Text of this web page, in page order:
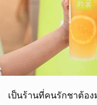
เป็นร้านที่คนรักชาต้อง